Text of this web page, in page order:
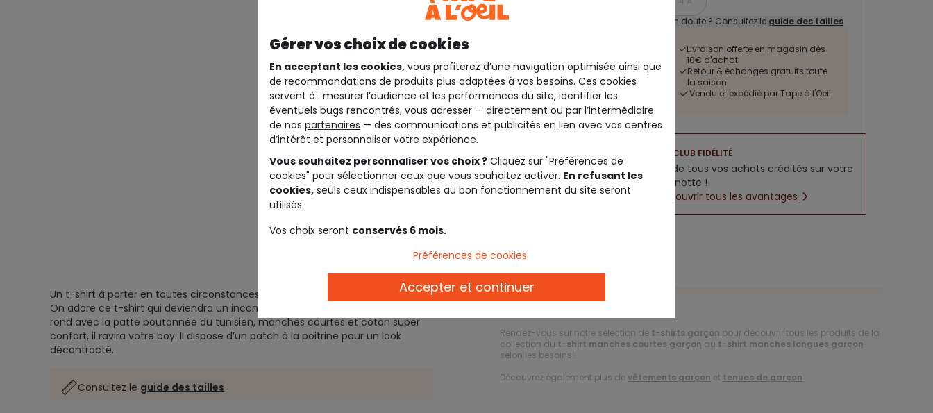
Un doute ? Consultez le guide des tailles
Livraison offerte en magasin dès
10€ d'achat
Retour & échanges gratuits toute
la saison
Vendu et expédié par Tape à l'Oeil
CLUB FIDÉLITÉ
5% de tous vos achats crédités sur votre
cagnotte !
Découvrir tous les avantages
Description
Un t-shirt à porter en toutes circonstances !
On adore ce t-shirt qui deviendra un incontournable des tenues estivales ! Col
rond avec la patte boutonnée du tunisien, manches courtes et coton super
confort, il ravira votre boy. Il dispose d’un patch à la poitrine pour un look
décontracté.
Consultez le guide des tailles
Rendez-vous sur notre sélection de t-shirts garçon pour découvrir tous les produits de la
collection du t-shirt manches courtes garçon au t-shirt manches longues garçon
selon les besoins !
Découvrez également plus devêtements garçon et tenues de garçon.
Gérer vos choix de cookies
En acceptant les cookies, vous profiterez d’une navigation optimisée ainsi que
de recommandations de produits plus adaptées à vos besoins. Ces cookies
servent à : mesurer l’audience et les performances du site, identifier les
éventuels bugs rencontrés, vous adresser — directement ou par l’intermédiaire
de nos partenaires — des communications et publicités en lien avec vos centres
d’intérêt et personnaliser votre expérience.
Vous souhaitez personnaliser vos choix ? Cliquez sur "Préférences de
cookies" pour sélectionner ceux que vous souhaitez activer. En refusant les
cookies, seuls ceux indispensables au bon fonctionnement du site seront
utilisés.
Vos choix seront conservés 6 mois.
Préférences de cookies
Accepter et continuer